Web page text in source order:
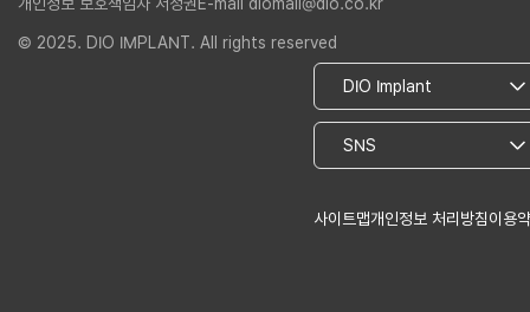
© 2025. DIO IMPLANT. All rights reserved
사이트맵개인정보 처리방침이용